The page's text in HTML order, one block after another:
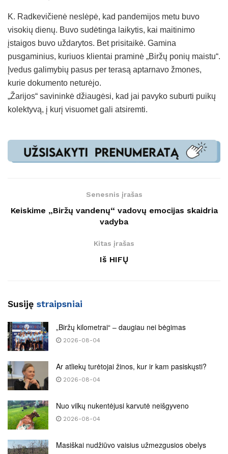
K. Radkevičienė neslėpė, kad pandemijos metu buvo
visokių dienų. Buvo sudėtinga laikytis, kai maitinimo
įstaigos buvo uždarytos. Bet prisitaikė. Gamina
pusgaminius, kuriuos klientai praminė „Biržų ponių maistu“.
Įvedus galimybių pasus per terasą aptarnavo žmones,
kurie dokumento neturėjo.
„Žarijos“ savininkė džiaugėsi, kad jai pavyko suburti puikų
kolektyvą, į kurį visuomet gali atsiremti.
Senesnis įrašas
Keiskime „Biržų vandenų“ vadovų emocijas skaidria
vadyba
Kitas įrašas
Iš HIFŲ
Susiję straipsniai
„Biržų kilometrai“ – daugiau nei bėgimas
2026-08-04
Ar atliekų turėtojai žinos, kur ir kam pasiskųsti?
2026-08-04
Nuo vilkų nukentėjusi karvutė neišgyveno
2026-08-04
Masiškai nudžiūvo vaisius užmezgusios obelys